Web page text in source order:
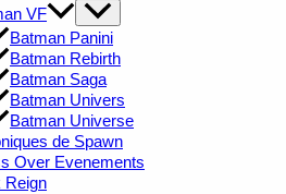
VF
Batman Panini
Batman Rebirth
Batman Saga
Batman Univers
Batman Universe
de Spawn
Over Evenements
Reign